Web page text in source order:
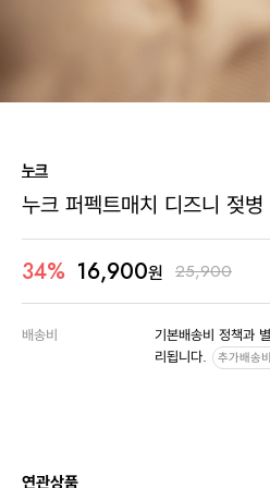
누크
누크 퍼펙트매치 디즈니 젖
34% 16,900원 25,900
배송비
기본배송비 정책과
리됩니다.
추가배송비
연관상품